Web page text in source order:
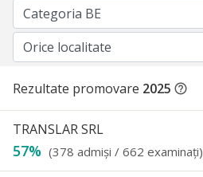
Rezultate promovare 2025 help_outline
TRANSLAR SRL
57% (378 admişi / 662 examinaţi)